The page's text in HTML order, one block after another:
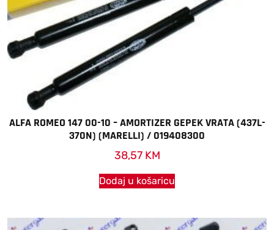
ALFA ROMEO 147 00-10 – AMORTIZER GEPEK VRATA (437L-
370N) (MARELLI) / 019408300
38,57 KM
Dodaj u košaricu